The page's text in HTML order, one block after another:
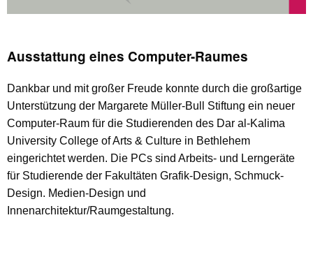
Ausstattung eines Computer-Raumes
Dankbar und mit großer Freude konnte durch die großartige
Unterstützung der Margarete Müller-Bull Stiftung ein neuer
Computer-Raum für die Studierenden des Dar al-Kalima
University College of Arts & Culture in Bethlehem
eingerichtet werden. Die PCs sind Arbeits- und Lerngeräte
für Studierende der Fakultäten Grafik-Design, Schmuck-
Design. Medien-Design und
Innenarchitektur/Raumgestaltung.